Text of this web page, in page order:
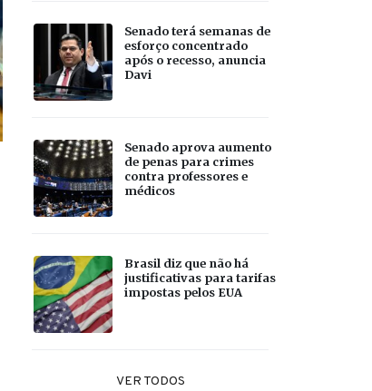
Senado terá semanas de
esforço concentrado
após o recesso, anuncia
Davi
Senado aprova aumento
de penas para crimes
contra professores e
médicos
Brasil diz que não há
justificativas para tarifas
impostas pelos EUA
VER TODOS